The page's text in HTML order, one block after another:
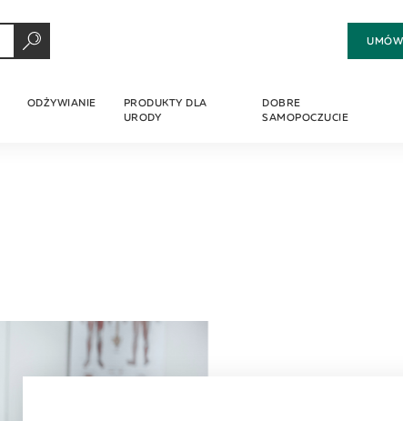
ODŻYWIANIE
PRODUKTY DLA
URODY
DOBRE
SAMOPOCZUCIE